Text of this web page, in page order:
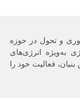
و تحول در حوزه
به‌ویژه انرژی‌های
فعالیت خود را